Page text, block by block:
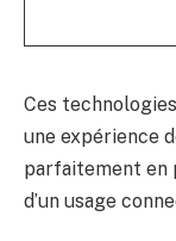
Ces
une expérience
parfaitement en
d’un usage